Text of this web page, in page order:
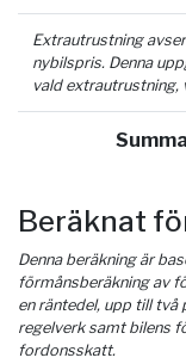
Extrautrustning
nybilspris. Denna
vald
Beräknat
Denna beräkning är
förmånsberäkning av
en räntedel, upp till två
regelverk samt bilens
fordonsskatt.